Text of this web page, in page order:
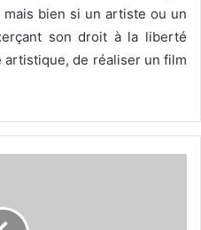
bien si un artiste ou un
son droit à la liberté
artistique, de réaliser un film